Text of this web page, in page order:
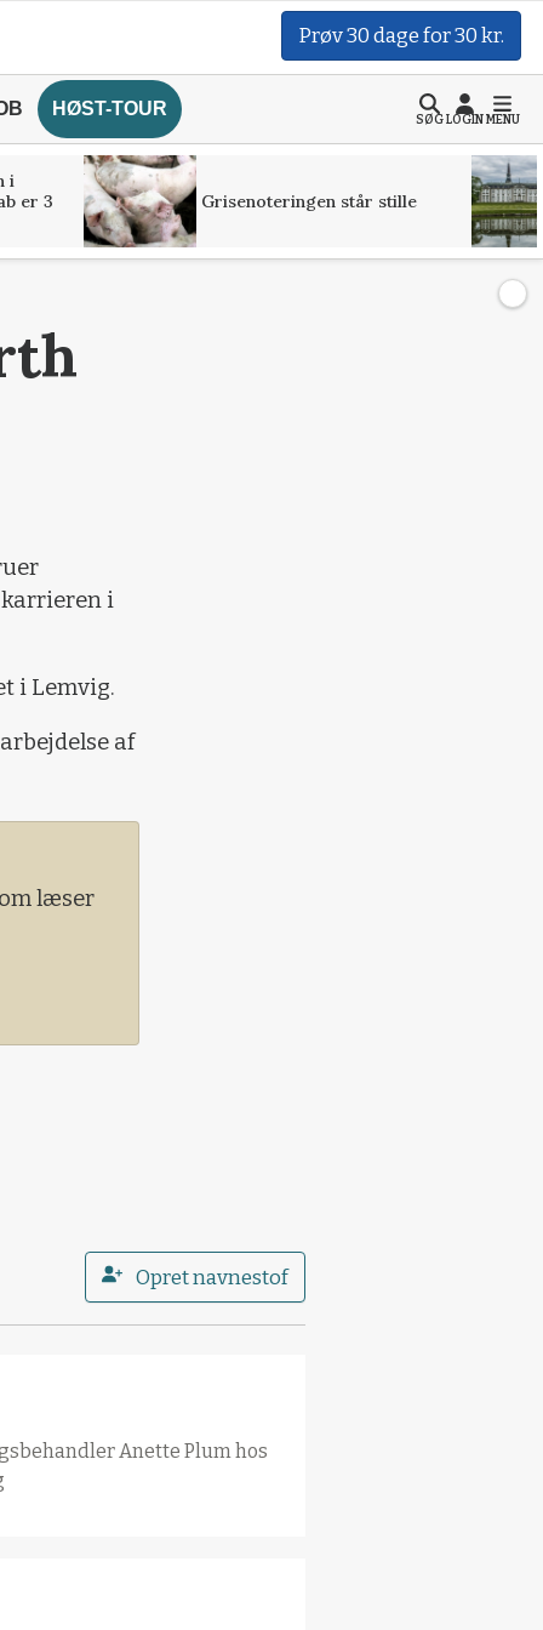
Prøv 30 dage for 30 kr.
HØST-TOUR
SØGLOGINMENU
i
er 3
Grisenoteringen står stille
karrieren i
i Lemvig.
af
læser
Opret navnestof
Anette Plum hos